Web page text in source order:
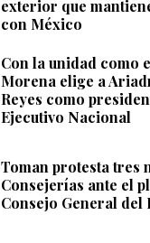
exterior que
con México
Con la unidad como
Morena elige a
Reyes como
Ejecutivo Nacional
Toman protesta tres
Consejerías ante el
Consejo General del